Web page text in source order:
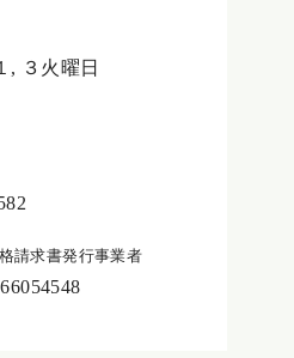
, ３火曜日
請求書発行事業者